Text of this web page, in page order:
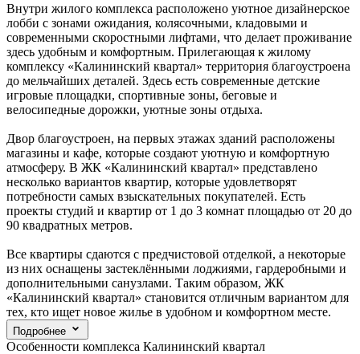
Внутри жилого комплекса расположено уютное дизайнерское
лобби с зонами ожидания, колясочными, кладовыми и
современными скоростными лифтами, что делает проживание
здесь удобным и комфортным. Прилегающая к жилому
комплексу «Калининский квартал» территория благоустроена
до мельчайших деталей. Здесь есть современные детские
игровые площадки, спортивные зоны, беговые и
велосипедные дорожки, уютные зоны отдыха.
Двор благоустроен, на первых этажах зданий расположены
магазины и кафе, которые создают уютную и комфортную
атмосферу. В ЖК «Калининский квартал» представлено
несколько вариантов квартир, которые удовлетворят
потребности самых взыскательных покупателей. Есть
проекты студий и квартир от 1 до 3 комнат площадью от 20 до
90 квадратных метров.
Все квартиры сдаются с предчистовой отделкой, а некоторые
из них оснащены застеклёнными лоджиями, гардеробными и
дополнительными санузлами. Таким образом, ЖК
«Калининский квартал» становится отличным вариантом для
тех, кто ищет новое жилье в удобном и комфортном месте.
Подробнее
Особенности комплекса Калининский квартал